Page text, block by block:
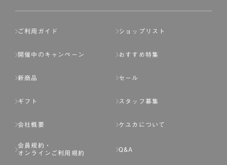
ご利用ガイド ショップリスト
開催中のキャンペーン おすすめ特集
新商品 セール
ギフト スタッフ募集
会社概要 ケユカについて
会員規約・
オンラインご利用規約
Q&A